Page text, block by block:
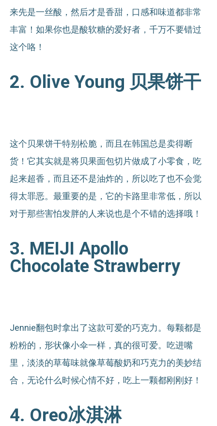
来先是一丝酸，然后才是香甜，口感和味道都非常
丰富！如果你也是酸软糖的爱好者，千万不要错过
这个咯！
2. Olive Young 贝果饼干
这个贝果饼干特别松脆，而且在韩国总是卖得断
货！它其实就是将贝果面包切片做成了小零食，吃
起来超香，而且还不是油炸的，所以吃了也不会觉
得太罪恶。最重要的是，它的卡路里非常低，所以
对于那些害怕发胖的人来说也是个不错的选择哦！
3. MEIJI Apollo
Chocolate Strawberry
Jennie翻包时拿出了这款可爱的巧克力。每颗都是
粉粉的，形状像小伞一样，真的很可爱。吃进嘴
里，淡淡的草莓味就像草莓酸奶和巧克力的美妙结
合，无论什么时候心情不好，吃上一颗都刚刚好！
4. Oreo冰淇淋